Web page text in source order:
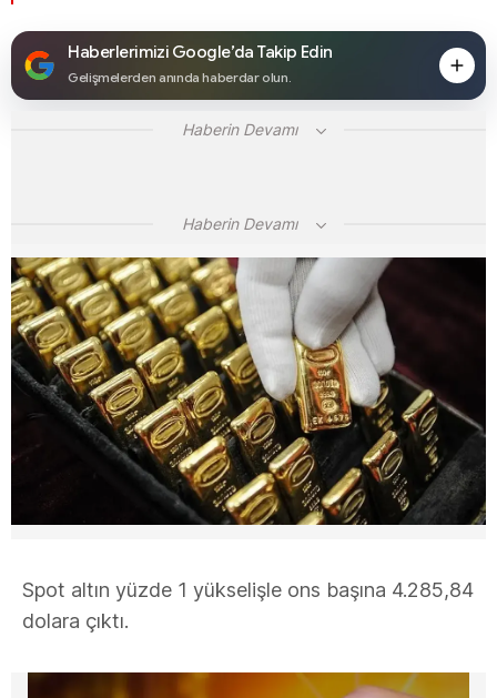
Haberlerimizi Google’da Takip Edin
Gelişmelerden anında haberdar olun.
Haberin Devamı
Haberin Devamı
Spot altın yüzde 1 yükselişle ons başına 4.285,84
dolara çıktı.